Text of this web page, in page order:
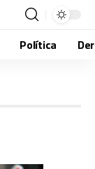
Política